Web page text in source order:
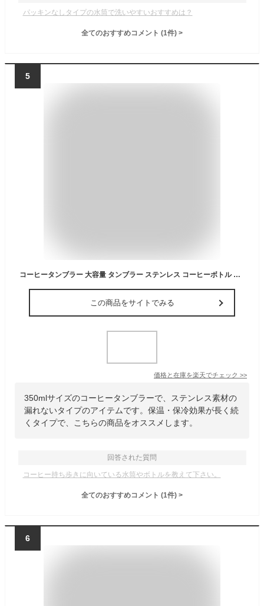
パッキンなしタイプの水筒で洗いやすいおすすめは？
全てのおすすめコメント (1件) >
5
コーヒータンブラー 大容量 タンブラー ステンレス コーヒーボトル カップ 350ml 500ml おしゃれ 漏れない 保冷 通勤 マグボトル オフィス 蓋付き 持ち運び 熱い飲み物 保温 飲みやすい 持ち歩き 便利 ステンレス 通学 広口 ギフト プレゼント
この商品をサイトでみる
価格と在庫を楽天でチェック >>
350mlサイズのコーヒータンブラーで、ステンレス素材の
漏れないタイプのアイテムです。保温・保冷効果が長く続
くタイプで、こちらの商品をオススメします。
回答された質問
コーヒー持ち歩きに向いている水筒やボトルを教えて下さい。
全てのおすすめコメント (1件) >
6